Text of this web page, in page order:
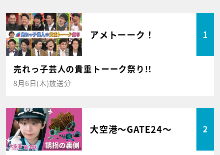
アメトーーク！ 1
売れっ子芸人の貴重トーーク祭り!!
8月6日(木)放送分
大空港～GATE24～ 2